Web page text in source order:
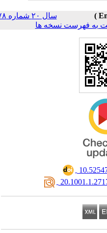
سال ۲۰ شماره ۷۸
فهرست نسخه ها